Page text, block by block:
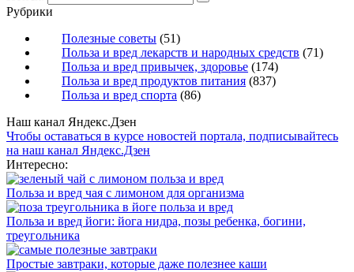
Рубрики
Полезные советы (51)
Польза и вред лекарств и народных средств (71)
Польза и вред привычек, здоровье (174)
Польза и вред продуктов питания (837)
Польза и вред спорта (86)
Наш канал Яндекс.Дзен
Чтобы оставаться в курсе новостей портала, подписывайтесь
на наш канал Яндекс.Дзен
Интересно:
Польза и вред чая с лимоном для организма
Польза и вред йоги: йога нидра, позы ребенка, богини,
треугольника
Простые завтраки, которые даже полезнее каши